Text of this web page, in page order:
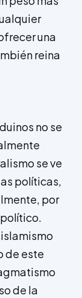
una
reina
no se
se ve
políticas,
por
de este
de la